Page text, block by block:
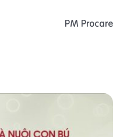
PM Procare